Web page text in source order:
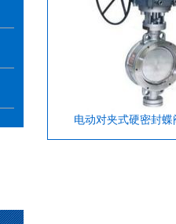
电动对夹式硬密封蝶